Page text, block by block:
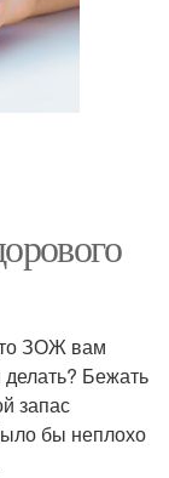
ЗОЖ вам
Бежать
запас
бы неплохо